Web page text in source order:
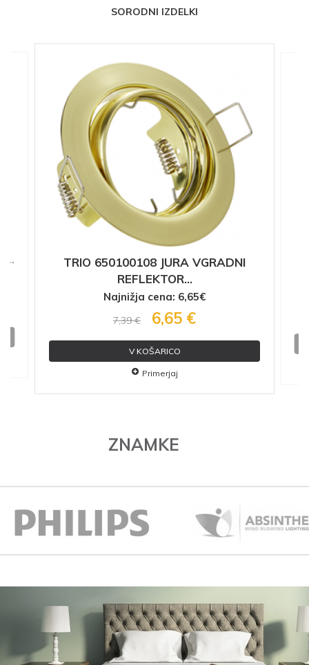
SORODNI IZDELKI
TRIO 650100108 JURA VGRADNI
REFLEKTOR...
Najnižja cena: 6,65€
7,39 € 6,65 €
V KOŠARICO
Primerjaj
ZNAMKE